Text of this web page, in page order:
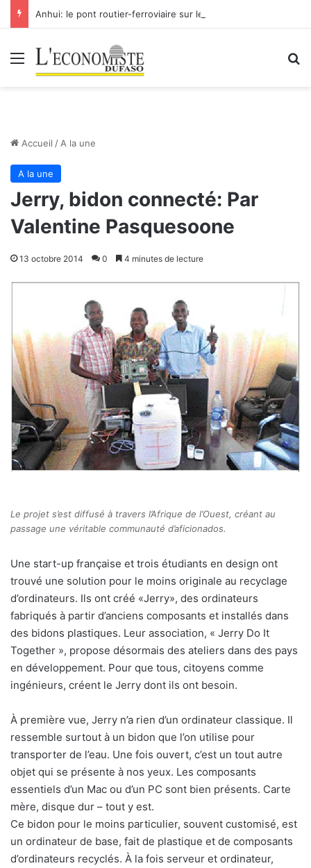
Menu
Accueil / A la une
A la une
Jerry, bidon connecté: Par
Valentine Pasquesoone
13 octobre 2014 0 4 minutes de lecture
Le projet s’est diffusé à travers l’Afrique de l’Ouest, créant au
passage une véritable communauté d’aficionados.
Une start-up française et trois étudiants en design ont
trouvé une solution pour le moins originale au recyclage
d’ordinateurs. Ils ont créé «Jerry», des ordinateurs
fabriqués à partir d’anciens composants et installés dans
des bidons plastiques. Leur association, « Jerry Do It
Together », propose désormais des ateliers dans des pays
en développement. Pour que tous, citoyens comme
ingénieurs, créent le Jerry dont ils ont besoin.
À première vue, Jerry n’a rien d’un ordinateur classique. Il
ressemble surtout à un bidon que l’on utilise pour
transporter de l’eau. Une fois ouvert, c’est un tout autre
objet qui se présente à nos yeux. Les composants
essentiels d’un Mac ou d’un PC sont bien présents. Carte
mère, disque dur – tout y est.
Ce bidon pour le moins particulier, souvent customisé, est
un ordinateur de base, fait de plastique et de composants
d’ordinateurs recyclés. À la fois serveur et ordinateur,